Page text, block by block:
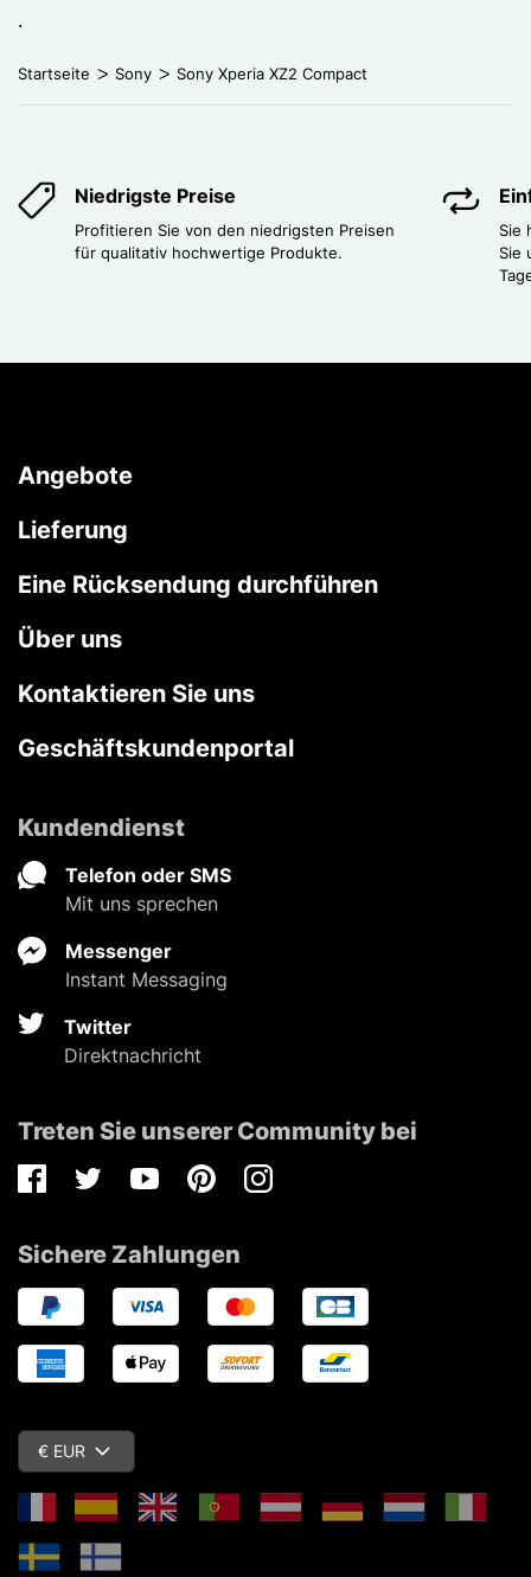
.
Startseite Sony Sony Xperia XZ2 Compact
Niedrigste Preise
Profitieren Sie von den niedrigsten Preisen
für qualitativ hochwertige Produkte.
Sie
Sie
Angebote
Lieferung
Eine Rücksendung durchführen
Über uns
Kontaktieren Sie uns
Geschäftskundenportal
Kundendienst
Telefon oder SMS
Mit uns sprechen
Messenger
Instant Messaging
Twitter
Direktnachricht
Treten Sie unserer Community bei
FacebookTwitterYoutubePinterestInstagram
Sichere Zahlungen
€ EUR